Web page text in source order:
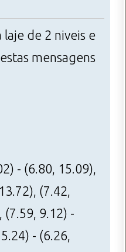
laje de 2 niveis e
mensagens
- (6.80, 15.09),
(7.42,
(7.59, 9.12) -
- (6.26,